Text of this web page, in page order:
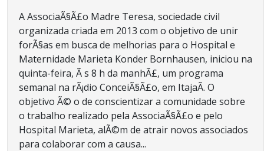
A AssociaÃ§Ã£o Madre Teresa, sociedade civil
organizada criada em 2013 com o objetivo de unir
forÃ§as em busca de melhorias para o Hospital e
Maternidade Marieta Konder Bornhausen, iniciou na
quinta-feira, Ã s 8 h da manhÃ£, um programa
semanal na rÃ¡dio ConceiÃ§Ã£o, em ItajaÃ­. O
objetivo Ã© o de conscientizar a comunidade sobre
o trabalho realizado pela AssociaÃ§Ã£o e pelo
Hospital Marieta, alÃ©m de atrair novos associados
para colaborar com a causa...